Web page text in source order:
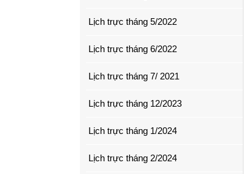
Lịch trực tháng 5/2022
Lịch trực tháng 6/2022
Lịch trực tháng 7/ 2021
Lịch trực tháng 12/2023
Lịch trực tháng 1/2024
Lịch trực tháng 2/2024